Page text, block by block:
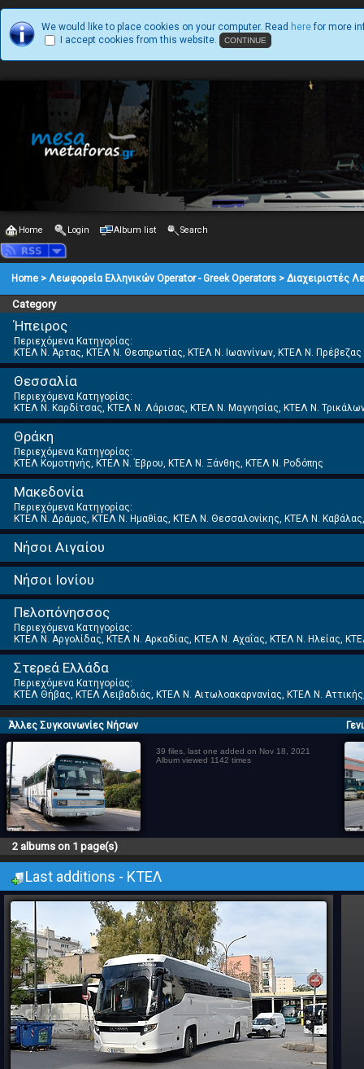
We would like to place cookies on your computer. Read here for more
I accept cookies from this website.
Home Login Album list Search
Home > Λεωφορεία Ελληνικών Operator - Greek Operators > Διαχειριστές
Category
Ήπειρος
Περιεχόμενα Κατηγορίας:
ΚΤΕΛ Ν. Άρτας, ΚΤΕΛ Ν. Θεσπρωτίας, ΚΤΕΛ Ν. Ιωαννίνων, ΚΤΕΛ Ν. Πρέβεζας
Θεσσαλία
Περιεχόμενα Κατηγορίας:
ΚΤΕΛ Ν. Καρδίτσας, ΚΤΕΛ Ν. Λάρισας, ΚΤΕΛ Ν. Μαγνησίας, ΚΤΕΛ Ν.
Θράκη
Περιεχόμενα Κατηγορίας:
ΚΤΕΛ Κομοτηνής, ΚΤΕΛ Ν. Έβρου, ΚΤΕΛ Ν. Ξάνθης, ΚΤΕΛ Ν. Ροδόπης
Μακεδονία
Περιεχόμενα Κατηγορίας:
ΚΤΕΛ Ν. Δράμας, ΚΤΕΛ Ν. Ημαθίας, ΚΤΕΛ Ν. Θεσσαλονίκης, ΚΤΕΛ Ν.
Νήσοι Αιγαίου
Νήσοι Ιονίου
Πελοπόνησσος
Περιεχόμενα Κατηγορίας:
ΚΤΕΛ Ν. Αργολίδας, ΚΤΕΛ Ν. Αρκαδίας, ΚΤΕΛ Ν. Αχαΐας, ΚΤΕΛ Ν. Ηλείας,
Στερεά Ελλάδα
Περιεχόμενα Κατηγορίας:
ΚΤΕΛ Θήβας, ΚΤΕΛ Λειβαδιάς, ΚΤΕΛ Ν. Αιτωλοακαρνανίας, ΚΤΕΛ Ν.
Άλλες Συγκοινωνίες Νήσων
39 files, last one added on Nov 18, 2021
Album viewed 1142 times
2 albums on 1 page(s)
Last additions - ΚΤΕΛ